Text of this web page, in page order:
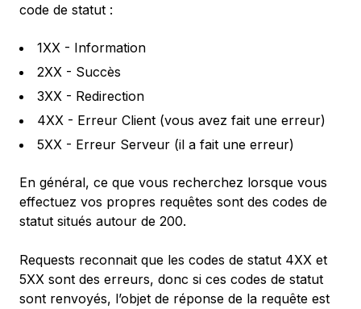
code de statut :
1XX - Information
2XX - Succès
3XX - Redirection
4XX - Erreur Client (vous avez fait une erreur)
5XX - Erreur Serveur (il a fait une erreur)
En général, ce que vous recherchez lorsque vous
effectuez vos propres requêtes sont des codes de
statut situés autour de 200.
Requests reconnait que les codes de statut 4XX et
5XX sont des erreurs, donc si ces codes de statut
sont renvoyés, l’objet de réponse de la requête est